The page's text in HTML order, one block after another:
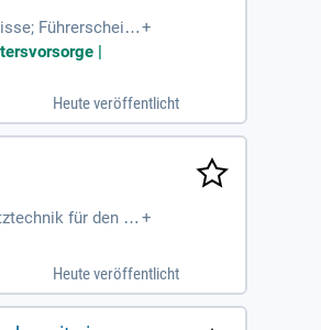
Führerschein +
|
Heute veröffentlicht
für den Ei
von Rep
Tiefbaumaßnah
ist erforderlic
+
Heute veröffentlicht